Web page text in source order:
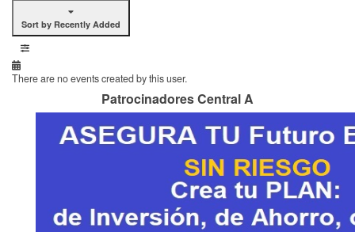
Sort by Recently Added
There are no events created by this user.
Patrocinadores Central A